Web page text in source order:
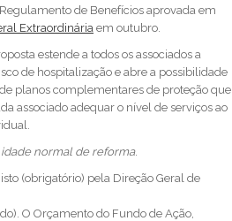
de Benefícios aprovada em
Extraordinária em outubro.
estende a todos os associados a
de hospitalização e abre a possibilidade
planos complementares de proteção que
associado adequar o nível de serviços ao
idade normal de reforma.
(obrigatório) pela Direção Geral de
O Orçamento do Fundo de Ação,